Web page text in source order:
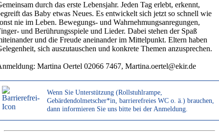
durch das erste Lebensjahr. Jeden Tag erlebt, erkennt,
das Baby etwas Neues. Es entwickelt sich jetzt so schnell wie
nie im Leben. Bewegungs- und Wahrnehmungsanregungen,
und Berührungsspiele und Lieder. Dabei stehen der Spaß
und die Freude aneinander im Mittelpunkt. Eltern haben
sich auszutauschen und konkrete Themen anzusprechen.
Martina Oertel 02066 7467, Martina.oertel@ekir.de
Wenn Sie Unterstützung (Rollstuhlrampe,
Gebärdendolmetscher*in, barrierefreies WC o. ä.) brauchen,
dann informieren Sie uns bitte bei der Anmeldung.